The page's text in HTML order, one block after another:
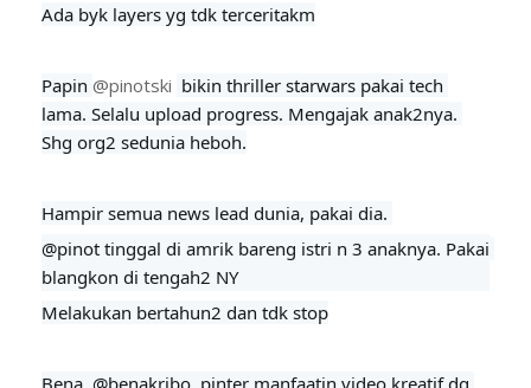
Ada byk layers yg tdk terceritakm
Papin @pinotski bikin thriller starwars pakai tech
lama. Selalu upload progress. Mengajak anak2nya.
Shg org2 sedunia heboh.
Hampir semua news lead dunia, pakai dia.
@pinot tinggal di amrik bareng istri n 3 anaknya. Pakai
blangkon di tengah2 NY
Melakukan bertahun2 dan tdk stop
Bena @benakribo pinter manfaatin video kreatif dg